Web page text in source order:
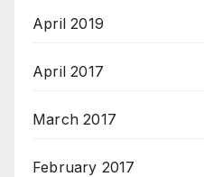
April 2019
April 2017
March 2017
February 2017